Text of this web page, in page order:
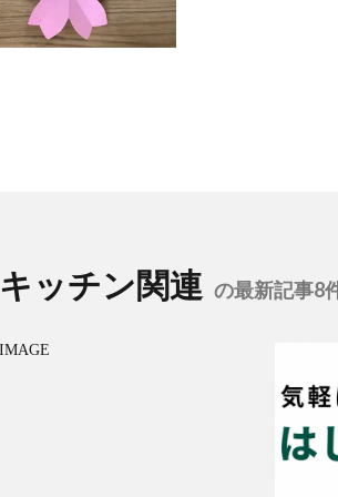
キッチン関連 の最新記事8